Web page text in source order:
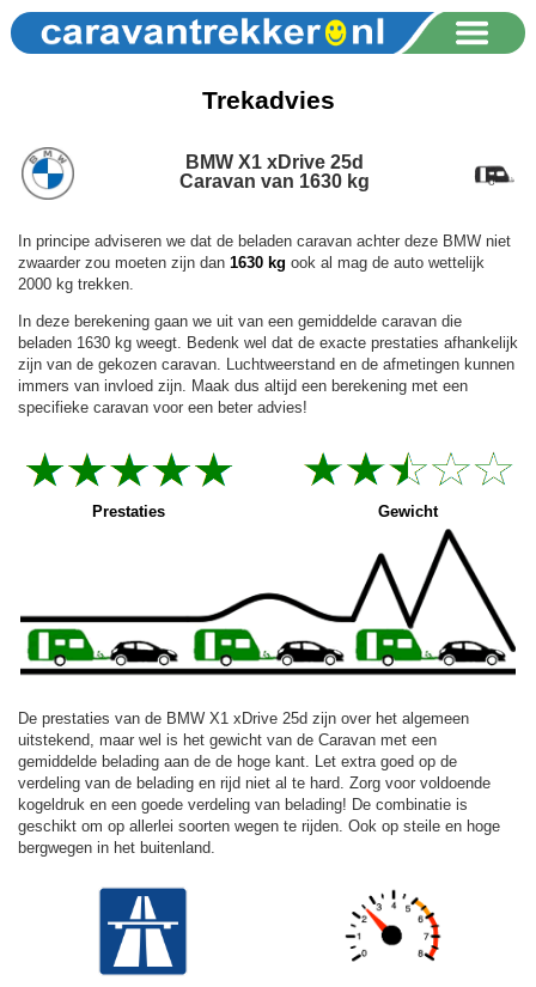
Trekadvies
BMW X1 xDrive 25d
Caravan van 1630 kg
In principe adviseren we dat de beladen caravan achter deze BMW niet
zwaarder zou moeten zijn dan 1630 kg ook al mag de auto wettelijk
2000 kg trekken.
In deze berekening gaan we uit van een gemiddelde caravan die
beladen 1630 kg weegt. Bedenk wel dat de exacte prestaties afhankelijk
zijn van de gekozen caravan. Luchtweerstand en de afmetingen kunnen
immers van invloed zijn. Maak dus altijd een berekening met een
specifieke caravan voor een beter advies!
Prestaties Gewicht
De prestaties van de BMW X1 xDrive 25d zijn over het algemeen
uitstekend, maar wel is het gewicht van de Caravan met een
gemiddelde belading aan de de hoge kant. Let extra goed op de
verdeling van de belading en rijd niet al te hard. Zorg voor voldoende
kogeldruk en een goede verdeling van belading! De combinatie is
geschikt om op allerlei soorten wegen te rijden. Ook op steile en hoge
bergwegen in het buitenland.